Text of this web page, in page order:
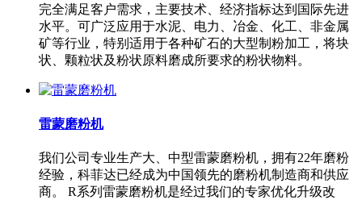
完全满足客户需求，主要技术、经济指标达到国际先进
水平。可广泛应用于水泥、电力、冶金、化工、非金属
矿等行业，特别适用于各种矿石的大型制粉加工，将块
状、颗粒状及粉状原料磨成所要求的粉状物料。
雷蒙磨粉机
我们公司专业生产大、中型雷蒙磨粉机，拥有22年磨粉
经验，科菲达已经成为中国领先的磨粉机制造商和供应
商。 R系列雷蒙磨粉机是经过我们的专家优化升级改